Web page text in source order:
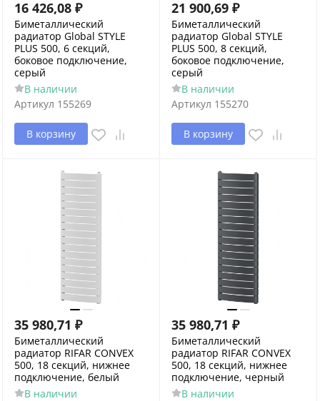
16 426,08 ₽
Биметаллический
радиатор Global STYLE
PLUS 500, 6 секций,
боковое подключение,
серый
В наличии
Артикул 155269
В корзину
21 900,69 ₽
Биметаллический
радиатор Global STYLE
PLUS 500, 8 секций,
боковое подключение,
серый
В наличии
Артикул 155270
В корзину
35 980,71 ₽
Биметаллический
радиатор RIFAR CONVEX
500, 18 секций, нижнее
подключение, белый
В наличии
35 980,71 ₽
Биметаллический
радиатор RIFAR CONVEX
500, 18 секций, нижнее
подключение, черный
В наличии